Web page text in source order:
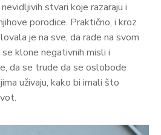
stvari koje razaraju i
porodice. Praktično, i kroz
je na sve, da rade na svom
klone negativnih misli i
da se trude da se oslobode
uživaju, kako bi imali što